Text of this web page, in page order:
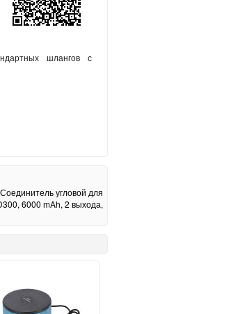
шлангов с
Соединитель угловой для
6000 mAh, 2 выхода,